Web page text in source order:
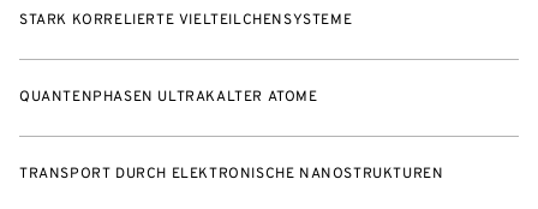
STARK KORRELIERTE VIELTEILCHENSYSTEME
QUANTENPHASEN ULTRAKALTER ATOME
TRANSPORT DURCH ELEKTRONISCHE NANOSTRUKTUREN